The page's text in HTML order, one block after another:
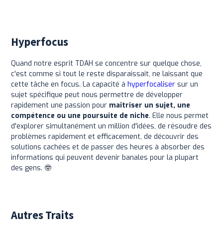
Hyperfocus
Quand notre esprit TDAH se concentre sur quelque chose,
c'est comme si tout le reste disparaissait, ne laissant que
cette tâche en focus. La capacité àhyperfocaliser sur un
sujet spécifique peut nous permettre de développer
rapidement une passion pour maîtriser un sujet, une
compétence ou une poursuite de niche. Elle nous permet
d'explorer simultanément un million d'idées, de résoudre des
problèmes rapidement et efficacement, de découvrir des
solutions cachées et de passer des heures à absorber des
informations qui peuvent devenir banales pour la plupart
des gens. 🤓
Autres Traits